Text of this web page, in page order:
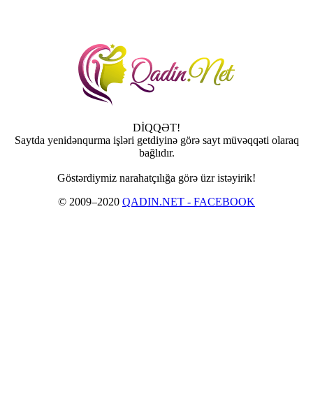
DİQQƏT!
Saytda yenidənqurma işləri getdiyinə görə sayt müvəqqəti olaraq
bağlıdır.
Göstərdiymiz narahatçılığa görə üzr istəyirik!
© 2009–2020 QADIN.NET - FACEBOOK